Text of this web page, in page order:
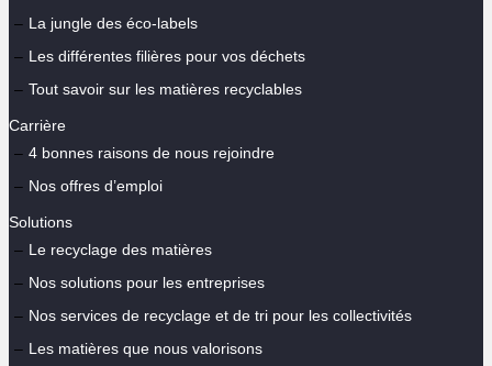
La jungle des éco-labels
Les différentes filières pour vos déchets
Tout savoir sur les matières recyclables
Carrière
4 bonnes raisons de nous rejoindre
Nos offres d’emploi
Solutions
Le recyclage des matières
Nos solutions pour les entreprises
Nos services de recyclage et de tri pour les collectivités
Les matières que nous valorisons